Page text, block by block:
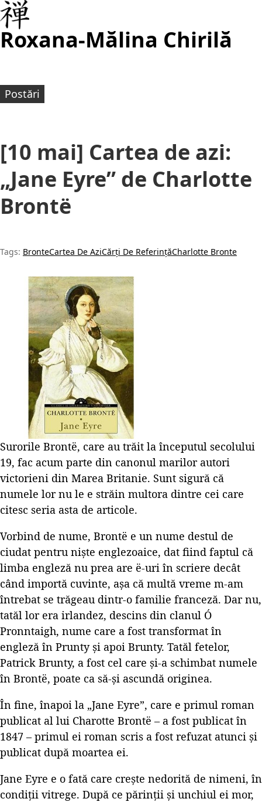
Roxana-Mălina Chirilă
Postări
[10 mai] Cartea de azi:
„Jane Eyre” de Charlotte
Brontë
Tags: BronteCartea De AziCărți De ReferințăCharlotte Bronte
Surorile Brontë, care au trăit la începutul secolului
19, fac acum parte din canonul marilor autori
victorieni din Marea Britanie. Sunt sigură că
numele lor nu le e străin multora dintre cei care
citesc seria asta de articole.
Vorbind de nume, Brontë e un nume destul de
ciudat pentru niște englezoaice, dat fiind faptul că
limba engleză nu prea are ë-uri în scriere decât
când importă cuvinte, așa că multă vreme m-am
întrebat se trăgeau dintr-o familie franceză. Dar nu,
tatăl lor era irlandez, descins din clanul Ó
Pronntaigh, nume care a fost transformat în
engleză în Prunty și apoi Brunty. Tatăl fetelor,
Patrick Brunty, a fost cel care și-a schimbat numele
în Brontë, poate ca să-și ascundă originea.
În fine, înapoi la „Jane Eyre”, care e primul roman
publicat al lui Charotte Brontë – a fost publicat în
1847 – primul ei roman scris a fost refuzat atunci și
publicat după moartea ei.
Jane Eyre e o fată care crește nedorită de nimeni, în
condiții vitrege. După ce părinții și unchiul ei mor,